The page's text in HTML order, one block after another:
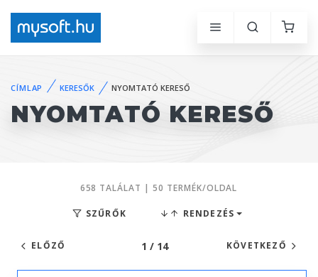
CÍMLAP KERESŐK NYOMTATÓ KERESŐ
NYOMTATÓ KERESŐ
658 TALÁLAT | 50 TERMÉK/OLDAL
SZŰRŐK RENDEZÉS
ELŐZŐ 1 / 14 KÖVETKEZŐ